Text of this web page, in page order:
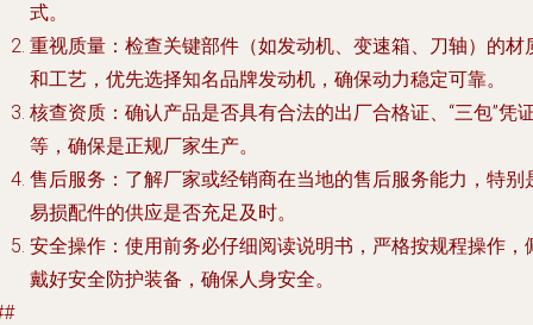
式。
重视质量 ：检查关键部件（如发动机、变速箱、刀轴）的材
和工艺，优先选择知名品牌发动机，确保动力稳定可靠。
核查资质 ：确认产品是否具有合法的出厂合格证、“三包”凭
等，确保是正规厂家生产。
售后服务 ：了解厂家或经销商在当地的售后服务能力，特别
易损配件的供应是否充足及时。
安全操作 ：使用前务必仔细阅读说明书，严格按规程操作，
戴好安全防护装备，确保人身安全。